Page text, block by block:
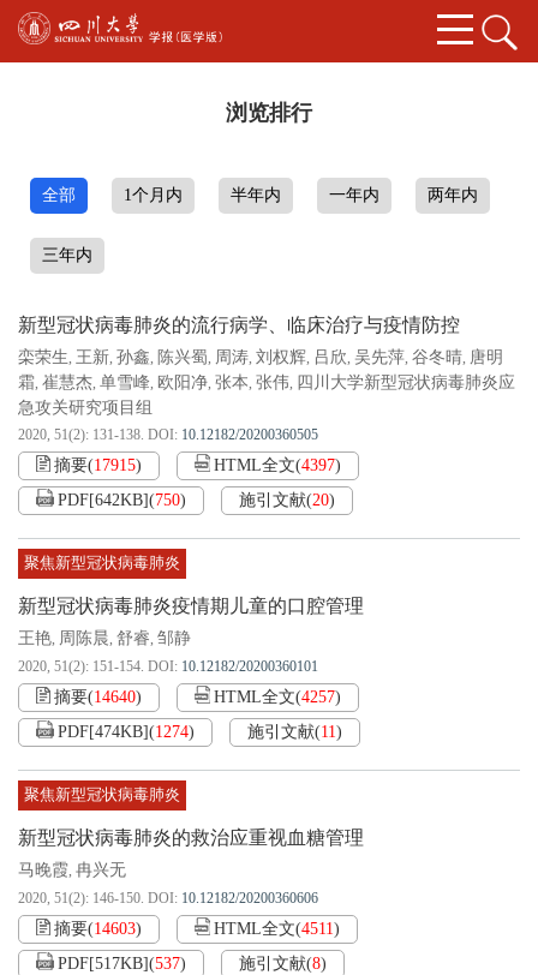
浏览排行
全部 1个月内 半年内 一年内 两年内
三年内
新型冠状病毒肺炎的流行病学、临床治疗与疫情防控
栾荣生, 王新, 孙鑫, 陈兴蜀, 周涛, 刘权辉, 吕欣, 吴先萍, 谷冬晴, 唐明
霜, 崔慧杰, 单雪峰, 欧阳净, 张本, 张伟, 四川大学新型冠状病毒肺炎应
急攻关研究项目组
2020, 51(2): 131-138. DOI: 10.12182/20200360505
摘要(17915) HTML全文(4397)
PDF[642KB](750) 施引文献(20)
聚焦新型冠状病毒肺炎
新型冠状病毒肺炎疫情期儿童的口腔管理
王艳, 周陈晨, 舒睿, 邹静
2020, 51(2): 151-154. DOI: 10.12182/20200360101
摘要(14640) HTML全文(4257)
PDF[474KB](1274) 施引文献(11)
聚焦新型冠状病毒肺炎
新型冠状病毒肺炎的救治应重视血糖管理
马晚霞, 冉兴无
2020, 51(2): 146-150. DOI: 10.12182/20200360606
摘要(14603) HTML全文(4511)
PDF[517KB](537) 施引文献(8)